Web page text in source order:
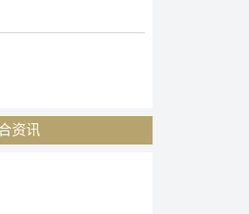
会委员长金正恩就
致贺电
资讯